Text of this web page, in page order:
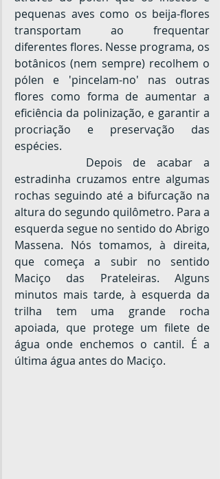
pequenas aves como os beija-flores
transportam ao frequentar
diferentes flores. Nesse programa, os
botânicos (nem sempre) recolhem o
pólen e 'pincelam-no' nas outras
flores como forma de aumentar a
eficiência da polinização, e garantir a
procriação e preservação das
espécies.
estradinha cruzamos entre algumas
rochas seguindo até a bifurcação na
altura do segundo quilômetro. Para a
esquerda segue no sentido do Abrigo
Massena. Nós tomamos, à direita,
que começa a subir no sentido
Maciço das Prateleiras. Alguns
minutos mais tarde, à esquerda da
trilha tem uma grande rocha
apoiada, que protege um filete de
água onde enchemos o cantil. É a
última água antes do Maciço.